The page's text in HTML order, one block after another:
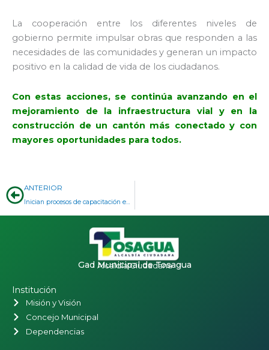
La cooperación entre los diferentes niveles de
gobierno permite impulsar obras que responden a las
necesidades de las comunidades y generan un impacto
positivo en la calidad de vida de los ciudadanos.
Con estas acciones, se continúa avanzando en el
mejoramiento de la infraestructura vial y en la
construcción de un cantón más conectado y con
mayores oportunidades para todos.
Prev
ANTERIOR
Inician procesos de capacitación en las comunidades Caleño y El Junco
Gad Municipal de Tosagua
Alcaldía Ciudadana
Institución
Misión y Visión
Concejo Municipal
Dependencias